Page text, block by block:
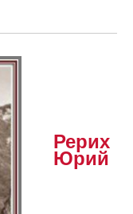
Рерих
Юрий